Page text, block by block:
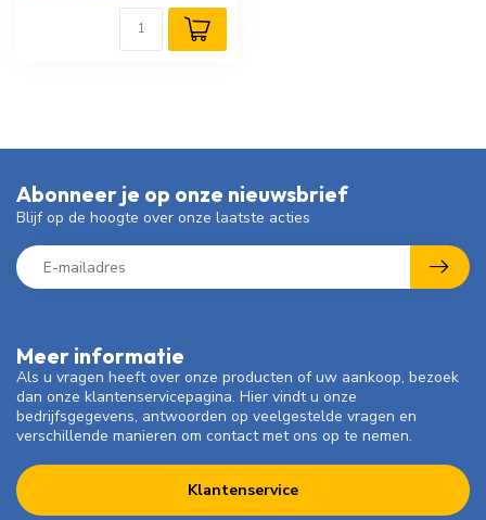
Meer informatie
Als u vragen heeft over onze producten of uw aankoop, bezoek
dan onze klantenservicepagina. Hier vindt u onze
bedrijfsgegevens, antwoorden op veelgestelde vragen en
verschillende manieren om contact met ons op te nemen.
Klantenservice
Abonneer je op onze nieuwsbrief
Blijf op de hoogte over onze laatste acties